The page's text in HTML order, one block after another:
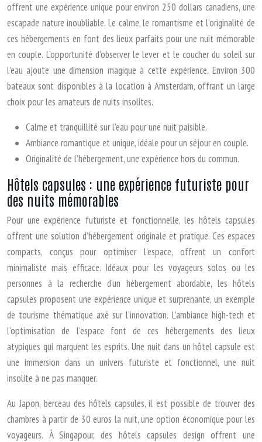
offrent une expérience unique pour environ 250 dollars canadiens, une
escapade nature inoubliable. Le calme, le romantisme et l’originalité de
ces hébergements en font des lieux parfaits pour une nuit mémorable
en couple. L’opportunité d’observer le lever et le coucher du soleil sur
l’eau ajoute une dimension magique à cette expérience. Environ 300
bateaux sont disponibles à la location à Amsterdam, offrant un large
choix pour les amateurs de nuits insolites.
Calme et tranquillité sur l’eau pour une nuit paisible.
Ambiance romantique et unique, idéale pour un séjour en couple.
Originalité de l’hébergement, une expérience hors du commun.
Hôtels capsules : une expérience futuriste pour
des nuits mémorables
Pour une expérience futuriste et fonctionnelle, les hôtels capsules
offrent une solution d’hébergement originale et pratique. Ces espaces
compacts, conçus pour optimiser l’espace, offrent un confort
minimaliste mais efficace. Idéaux pour les voyageurs solos ou les
personnes à la recherche d’un hébergement abordable, les hôtels
capsules proposent une expérience unique et surprenante, un exemple
de tourisme thématique axé sur l’innovation. L’ambiance high-tech et
l’optimisation de l’espace font de ces hébergements des lieux
atypiques qui marquent les esprits. Une nuit dans un hôtel capsule est
une immersion dans un univers futuriste et fonctionnel, une nuit
insolite à ne pas manquer.
Au Japon, berceau des hôtels capsules, il est possible de trouver des
chambres à partir de 30 euros la nuit, une option économique pour les
voyageurs. À Singapour, des hôtels capsules design offrent une